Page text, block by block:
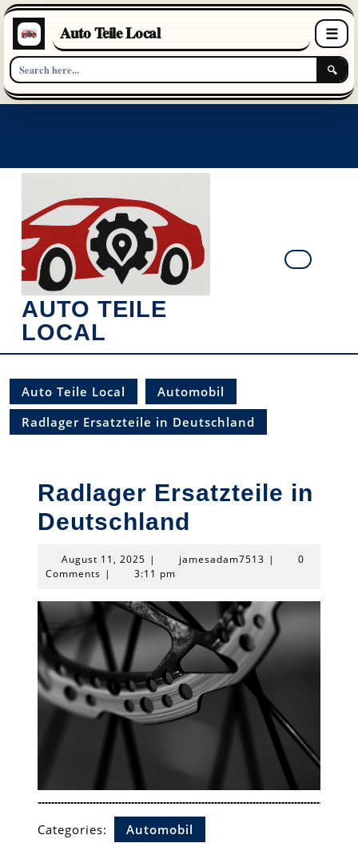
Auto Teile Local
🔍
☰
AUTO TEILE
LOCAL
Auto Teile Local
Automobil
Radlager Ersatzteile in Deutschland
Radlager Ersatzteile in
Deutschland
August 11, 2025 August
11,
| jamesadam7513 jamesadam7513
|
0
Comments | 3:11 pm
Categories: Automobil